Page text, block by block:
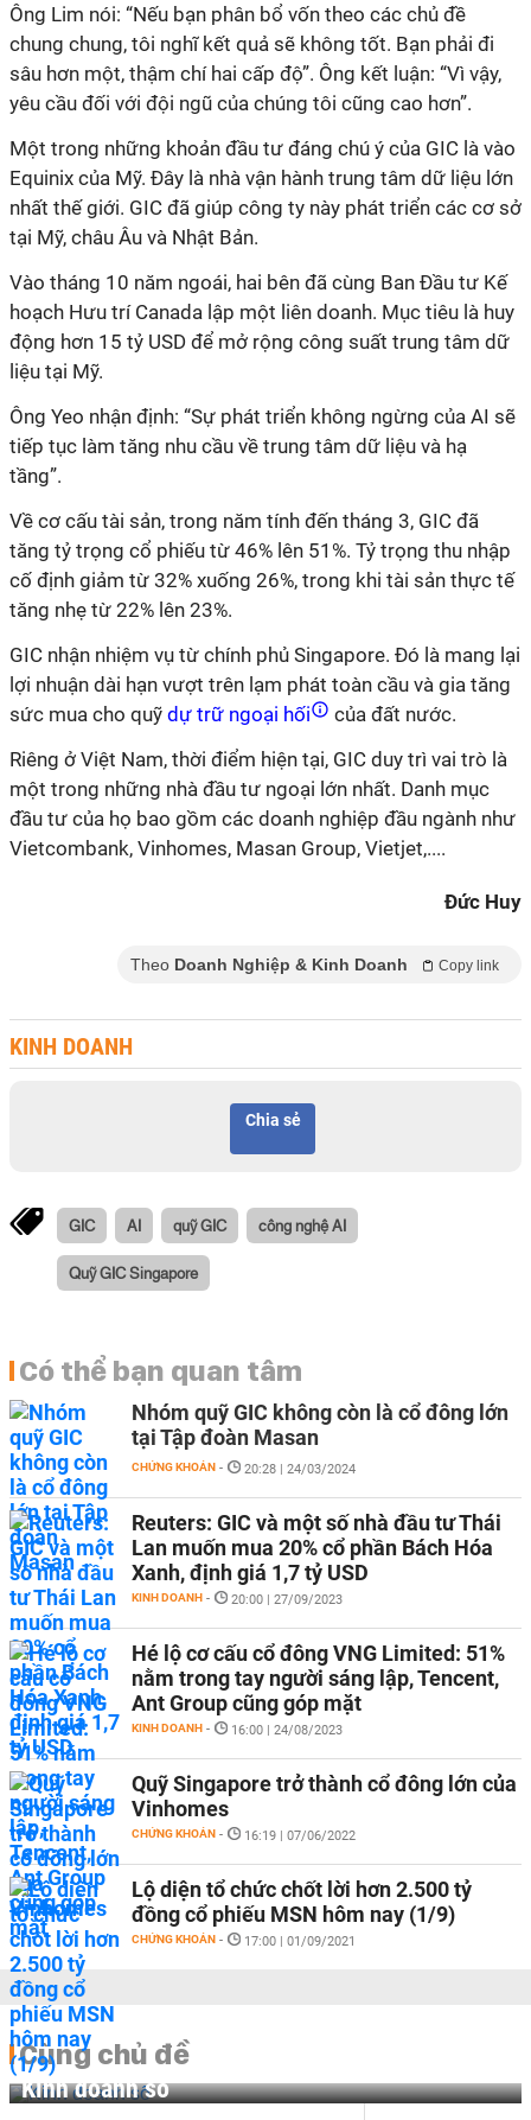
Ông Lim nói: “Nếu bạn phân bổ vốn theo các chủ đề
chung chung, tôi nghĩ kết quả sẽ không tốt. Bạn phải đi
sâu hơn một, thậm chí hai cấp độ”. Ông kết luận: “Vì vậy,
yêu cầu đối với đội ngũ của chúng tôi cũng cao hơn”.
Một trong những khoản đầu tư đáng chú ý của GIC là vào
Equinix của Mỹ. Đây là nhà vận hành trung tâm dữ liệu lớn
nhất thế giới. GIC đã giúp công ty này phát triển các cơ sở
tại Mỹ, châu Âu và Nhật Bản.
Vào tháng 10 năm ngoái, hai bên đã cùng Ban Đầu tư Kế
hoạch Hưu trí Canada lập một liên doanh. Mục tiêu là huy
động hơn 15 tỷ USD để mở rộng công suất trung tâm dữ
liệu tại Mỹ.
Ông Yeo nhận định: “Sự phát triển không ngừng của AI sẽ
tiếp tục làm tăng nhu cầu về trung tâm dữ liệu và hạ
tầng”.
Về cơ cấu tài sản, trong năm tính đến tháng 3, GIC đã
tăng tỷ trọng cổ phiếu từ 46% lên 51%. Tỷ trọng thu nhập
cố định giảm từ 32% xuống 26%, trong khi tài sản thực tế
tăng nhẹ từ 22% lên 23%.
GIC nhận nhiệm vụ từ chính phủ Singapore. Đó là mang lại
lợi nhuận dài hạn vượt trên lạm phát toàn cầu và gia tăng
sức mua cho quỹ dự trữ ngoại hối
của đất nước.
Riêng ở Việt Nam, thời điểm hiện tại, GIC duy trì vai trò là
một trong những nhà đầu tư ngoại lớn nhất. Danh mục
đầu tư của họ bao gồm các doanh nghiệp đầu ngành như
Vietcombank, Vinhomes, Masan Group, Vietjet,....
Đức Huy
Theo Doanh Nghiệp & Kinh Doanh Copy link
KINH DOANH
Chia sẻ
GIC AI quỹ GIC công nghệ AI
Quỹ GIC Singapore
Có thể bạn quan tâm
Nhóm quỹ GIC không còn là cổ đông lớn
tại Tập đoàn Masan
CHỨNG KHOÁN - 20:28 | 24/03/2024
Reuters: GIC và một số nhà đầu tư Thái
Lan muốn mua 20% cổ phần Bách Hóa
Xanh, định giá 1,7 tỷ USD
KINH DOANH - 20:00 | 27/09/2023
Hé lộ cơ cấu cổ đông VNG Limited: 51%
nằm trong tay người sáng lập, Tencent,
Ant Group cũng góp mặt
KINH DOANH - 16:00 | 24/08/2023
Quỹ Singapore trở thành cổ đông lớn của
Vinhomes
CHỨNG KHOÁN - 16:19 | 07/06/2022
Lộ diện tổ chức chốt lời hơn 2.500 tỷ
đồng cổ phiếu MSN hôm nay (1/9)
CHỨNG KHOÁN - 17:00 | 01/09/2021
Cùng chủ đề
Kinh doanh số